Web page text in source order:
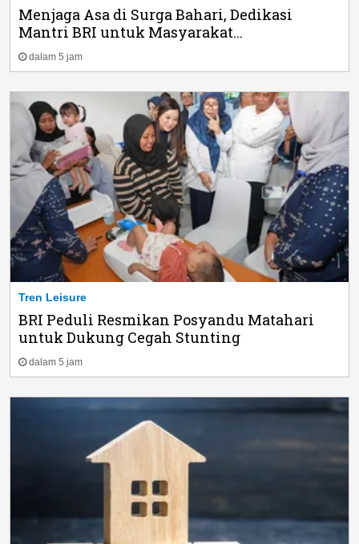
Menjaga Asa di Surga Bahari, Dedikasi
Mantri BRI untuk Masyarakat...
dalam 5 jam
Tren Leisure
BRI Peduli Resmikan Posyandu Matahari
untuk Dukung Cegah Stunting
dalam 5 jam